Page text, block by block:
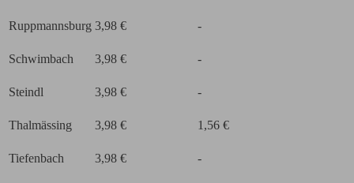
Ruppmannsburg 3,98 € -
Schwimbach 3,98 € -
Steindl 3,98 € -
Thalmässing 3,98 € 1,56 €
Tiefenbach 3,98 € -